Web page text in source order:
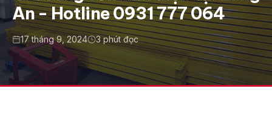
An - Hotline 0931 777 064
17 tháng 9, 2024 3 phút đọc